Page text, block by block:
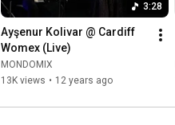
3:28
Ayşenur Kolivar @ Cardiff
Womex (Live)
MONDOMIX
13K views • 12 years ago